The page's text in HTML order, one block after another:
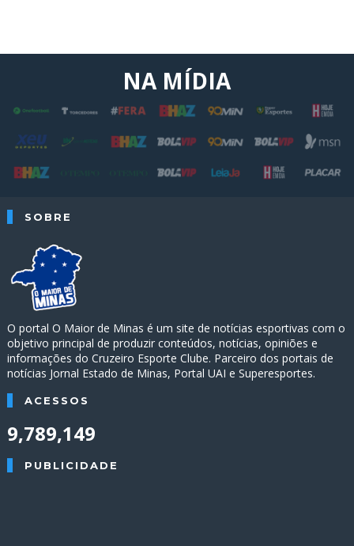
NA MÍDIA
SOBRE
O portal O Maior de Minas é um site de notícias esportivas com o
objetivo principal de produzir conteúdos, notícias, opiniões e
informações do Cruzeiro Esporte Clube. Parceiro dos portais de
notícias Jornal Estado de Minas, Portal UAI e Superesportes.
ACESSOS
9,789,149
PUBLICIDADE